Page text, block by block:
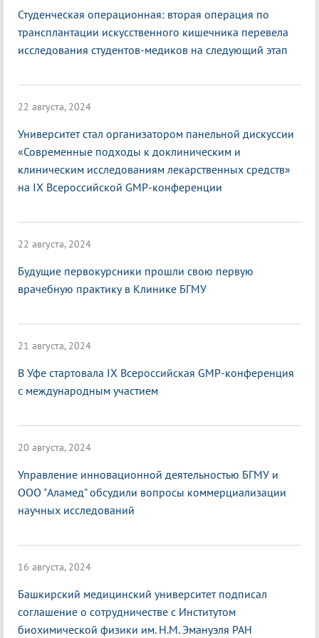
Студенческая операционная: вторая операция по
трансплантации искусственного кишечника перевела
исследования студентов-медиков на следующий этап
22 августа, 2024
Университет стал организатором панельной дискуссии
«Современные подходы к доклиническим и
клиническим исследованиям лекарственных средств»
на IX Всероссийской GMP-конференции
22 августа, 2024
Будущие первокурсники прошли свою первую
врачебную практику в Клинике БГМУ
21 августа, 2024
В Уфе стартовала IX Всероссийская GMP-конференция
с международным участием
20 августа, 2024
Управление инновационной деятельностью БГМУ и
ООО "Аламед" обсудили вопросы коммерциализации
научных исследований
16 августа, 2024
Башкирский медицинский университет подписал
соглашение о сотрудничестве с Институтом
биохимической физики им. Н.М. Эмануэля РАН